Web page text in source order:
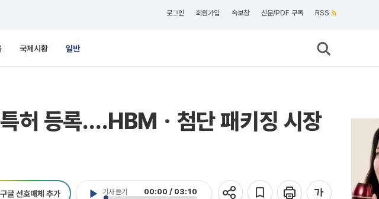
로그인 회원가입 속보창 신문/PDF 구독 RSS
국제시황 일반
허 등록….HBMㆍ첨단 패키징 시장
기사 듣기 00:00 / 03:10
구글 선호매체 추가